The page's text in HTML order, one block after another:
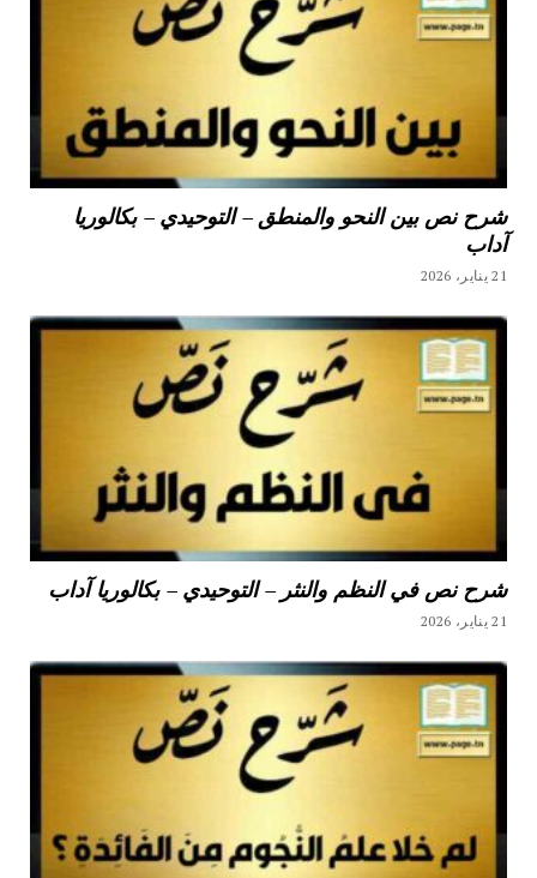
شرح نص بين النحو والمنطق – التوحيدي – بكالوريا
آداب
21 يناير، 2026
شرح نص في النظم والنثر – التوحيدي – بكالوريا آداب
21 يناير، 2026